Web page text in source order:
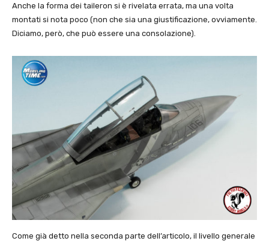
Anche la forma dei taileron si è rivelata errata, ma una volta
montati si nota poco (non che sia una giustificazione, ovviamente.
Diciamo, però, che può essere una consolazione).
Come già detto nella seconda parte dell’articolo, il livello generale